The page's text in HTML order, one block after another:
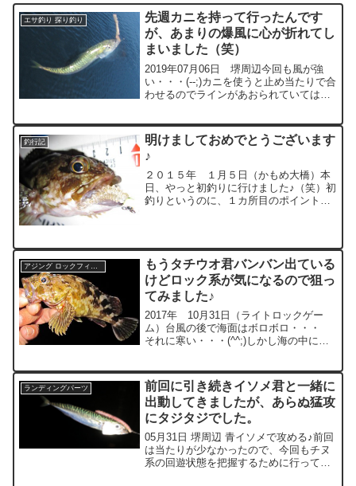
エサ釣り 探り釣り
先週カニを持って行ったんです
が、あまりの爆風に心が折れてし
まいました（笑）
2019年07月06日 堺周辺今回も風が強
い・・・(--;)カニを使うと止め当たりで合
わせるのでラインがあおられていては全
うことで、今回もイソメ君と遊ぶことに♪
雨の影響...
釣行記
明けましておめでとうございます
♪
２０１５年 １月５日（かもめ大橋）本
日、やっと初釣りに行けました♪（笑）初
釣りというのに、１カ所目のポイントで
い・・・(T_T)...
もうタチウオ君バンバン出ている
けどロック系が気になるので狙っ
てみました♪
2017年 10月31日（ライトロックゲー
ム）台風の後で海面はボロボロ・・・
それに寒い・・・(^^;)しかし海の中には
いました（笑）ベルトサイズのタチウオ
君はめちゃく...
ランディングパーツ
前回に引き続きイソメ君と一緒に
出動してきましたが、あらぬ猛攻
にタジタジでした。
05月31日 堺周辺 青イソメで攻める♪前回
は当たりが少なかったので、今回もチヌ
系の回遊状態を把握するために行ってき